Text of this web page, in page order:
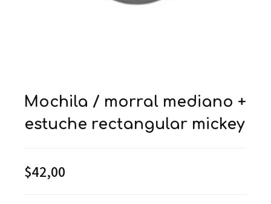
mochila / morral mediano +
estuche rectangular mickey
$42,00